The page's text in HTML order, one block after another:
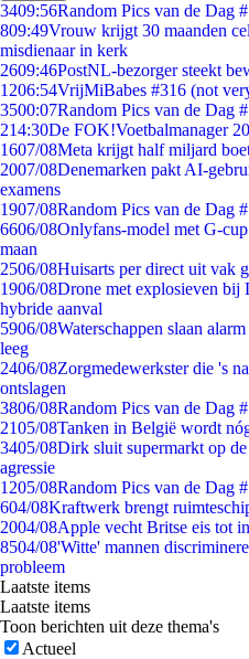
3409:56Random Pics van de Dag
809:49Vrouw krijgt 30 maanden
misdienaar in kerk
2609:46PostNL-bezorger steekt
1206:54VrijMiBabes #316 (not
3500:07Random Pics van de Dag
214:30De FOK!Voetbalmanager
1607/08Meta krijgt half miljard
2007/08Denemarken pakt AI-
examens
1907/08Random Pics van de Dag
6606/08Onlyfans-model met G-
maan
2506/08Huisarts per direct uit vak
1906/08Drone met explosieven bij
hybride aanval
5906/08Waterschappen slaan
leeg
2406/08Zorgmedewerkster die 's
ontslagen
3806/08Random Pics van de Dag
2105/08Tanken in België wordt
3405/08Dirk sluit supermarkt op
agressie
1205/08Random Pics van de Dag
604/08Kraftwerk brengt
2004/08Apple vecht Britse eis tot
8504/08'Witte' mannen
probleem
Laatste items
Laatste items
Toon berichten uit deze thema's
Actueel